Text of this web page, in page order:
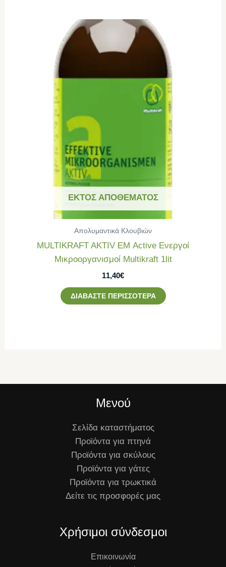
ΕΚΤΌΣ ΑΠΟΘΈΜΑΤΟΣ
Απολυμαντικά Κλουβιών
MULTIKRAFT AKTIV ΕΜ Active Ενεργοί
Μικροοργανισμοί Multikraft 1lit
11,40€
ΔΙΑΒΆΣΤΕ ΠΕΡΙΣΣΌΤΕΡΑ
Μενού
Σελίδα καταστήματος
Προϊόντα για πτηνά
Προϊόντα για σκύλους
Προϊόντα για γάτες
Προϊόντα για τρωκτικά
Δείτε τις προσφορές μας
Χρήσιμοι σύνδεσμοι
Επικοινωνία